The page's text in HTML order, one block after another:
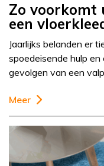
Zo voorkomt
een
Jaarlijks belanden er
spoedeisende hulp
gevolgen van een
Meer